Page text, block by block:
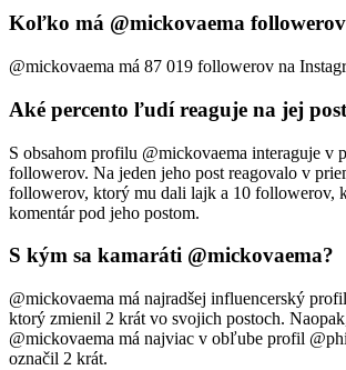
Koľko má @mickovaema
@mickovaema má 87 019 followerov na
Aké percento ľudí reaguje na jej
S obsahom profilu @mickovaema interaguje v
followerov. Na jeden jeho post reagovalo v
followerov, ktorý mu dali lajk a 10 followerov,
komentár pod jeho postom.
S kým sa kamaráti @mickovaema?
@mickovaema má najradšej influencerský
ktorý zmienil 2 krát vo svojich postoch.
@mickovaema má najviac v obľube profil
označil 2 krát.